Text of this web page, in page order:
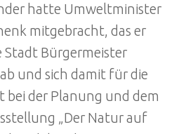
hatte Umweltminister
mitgebracht, das er
Bürgermeister
und sich damit für die
bei der Planung und dem
„Der Natur auf